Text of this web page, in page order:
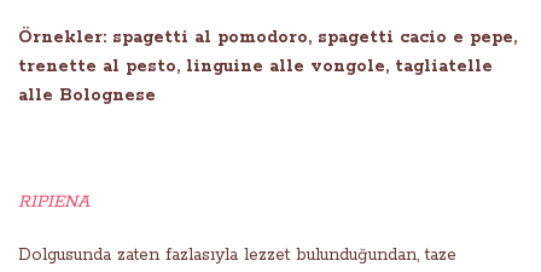
Örnekler: spagetti al pomodoro, spagetti cacio e pepe,
trenette al pesto, linguine alle vongole, tagliatelle
alle Bolognese
RIPIENA
Dolgusunda zaten fazlasıyla lezzet bulunduğundan, taze